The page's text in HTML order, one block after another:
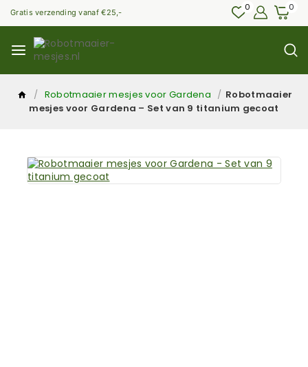
Gratis verzending vanaf €25,- 0 0
/ Robotmaaier mesjes voor Gardena / Robotmaaier
mesjes voor Gardena – Set van 9 titanium gecoat